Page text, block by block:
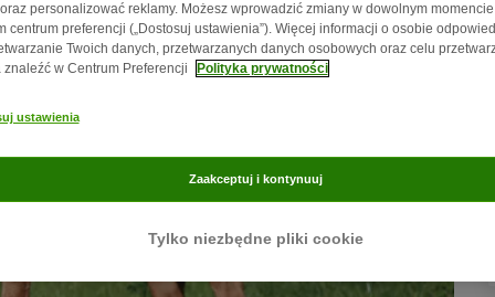
oraz personalizować reklamy. Możesz wprowadzić zmiany w dowolnym
centrum preferencji („Dostosuj ustawienia”). Więcej informacji o osobie
Twoich danych, przetwarzanych danych osobowych oraz celu
znaleźć w Centrum Preferencji
Polityka prywatności
ustawienia
Tylko niezbędne pliki cookie
Zaakceptuj i kontynuuj